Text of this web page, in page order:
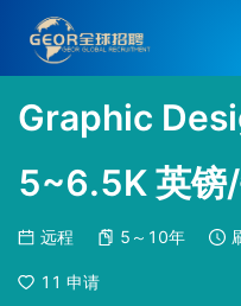
Graphic
5~6.5K 英镑/
远程 5～10年
11 申请